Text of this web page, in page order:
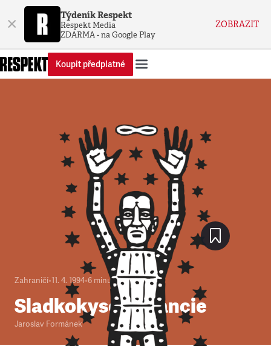
× Týdeník Respekt
Respekt Media
ZDARMA - na Google Play
ZOBRAZIT
Koupit předplatné
Zahraničí•11. 4. 1994•6 minut
Sladkokyselá Francie
Jaroslav Formánek